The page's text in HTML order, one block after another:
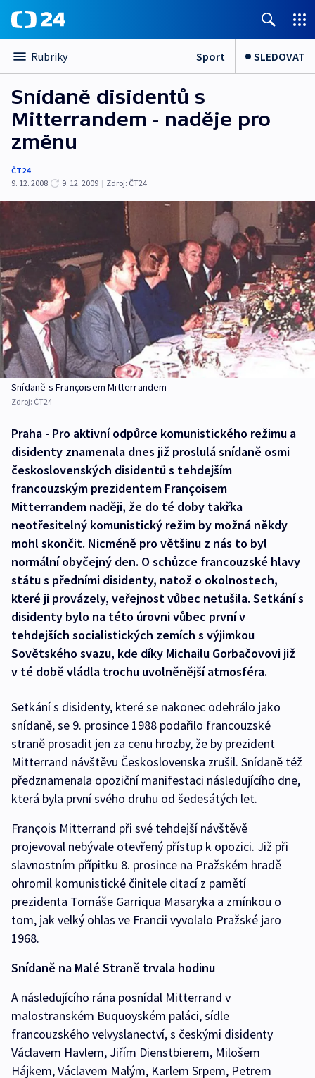
Rubriky Sport SLEDOVAT
Snídaně disidentů s
Mitterrandem - naděje pro
změnu
ČT24
9. 12. 2008
9. 12. 2009 | Zdroj: ČT24
Snídaně s Françoisem Mitterrandem
Zdroj: ČT24
Praha - Pro aktivní odpůrce komunistického režimu a
disidenty znamenala dnes již proslulá snídaně osmi
československých disidentů s tehdejším
francouzským prezidentem Françoisem
Mitterrandem naději, že do té doby takřka
neotřesitelný komunistický režim by možná někdy
mohl skončit. Nicméně pro většinu z nás to byl
normální obyčejný den. O schůzce francouzské hlavy
státu s předními disidenty, natož o okolnostech,
které ji provázely, veřejnost vůbec netušila. Setkání s
disidenty bylo na této úrovni vůbec první v
tehdejších socialistických zemích s výjimkou
Sovětského svazu, kde díky Michailu Gorbačovovi již
v té době vládla trochu uvolněnější atmosféra.
Setkání s disidenty, které se nakonec odehrálo jako
snídaně, se 9. prosince 1988 podařilo francouzské
straně prosadit jen za cenu hrozby, že by prezident
Mitterrand návštěvu Československa zrušil. Snídaně též
předznamenala opoziční manifestaci následujícího dne,
která byla první svého druhu od šedesátých let.
François Mitterrand při své tehdejší návštěvě
projevoval nebývale otevřený přístup k opozici. Již při
slavnostním přípitku 8. prosince na Pražském hradě
ohromil komunistické činitele citací z pamětí
prezidenta Tomáše Garriqua Masaryka a zmínkou o
tom, jak velký ohlas ve Francii vyvolalo Pražské jaro
1968.
Snídaně na Malé Straně trvala hodinu
A následujícího rána posnídal Mitterrand v
malostranském Buquoyském paláci, sídle
francouzského velvyslanectví, s českými disidenty
Václavem Havlem, Jiřím Dienstbierem, Milošem
Hájkem, Václavem Malým, Karlem Srpem, Petrem